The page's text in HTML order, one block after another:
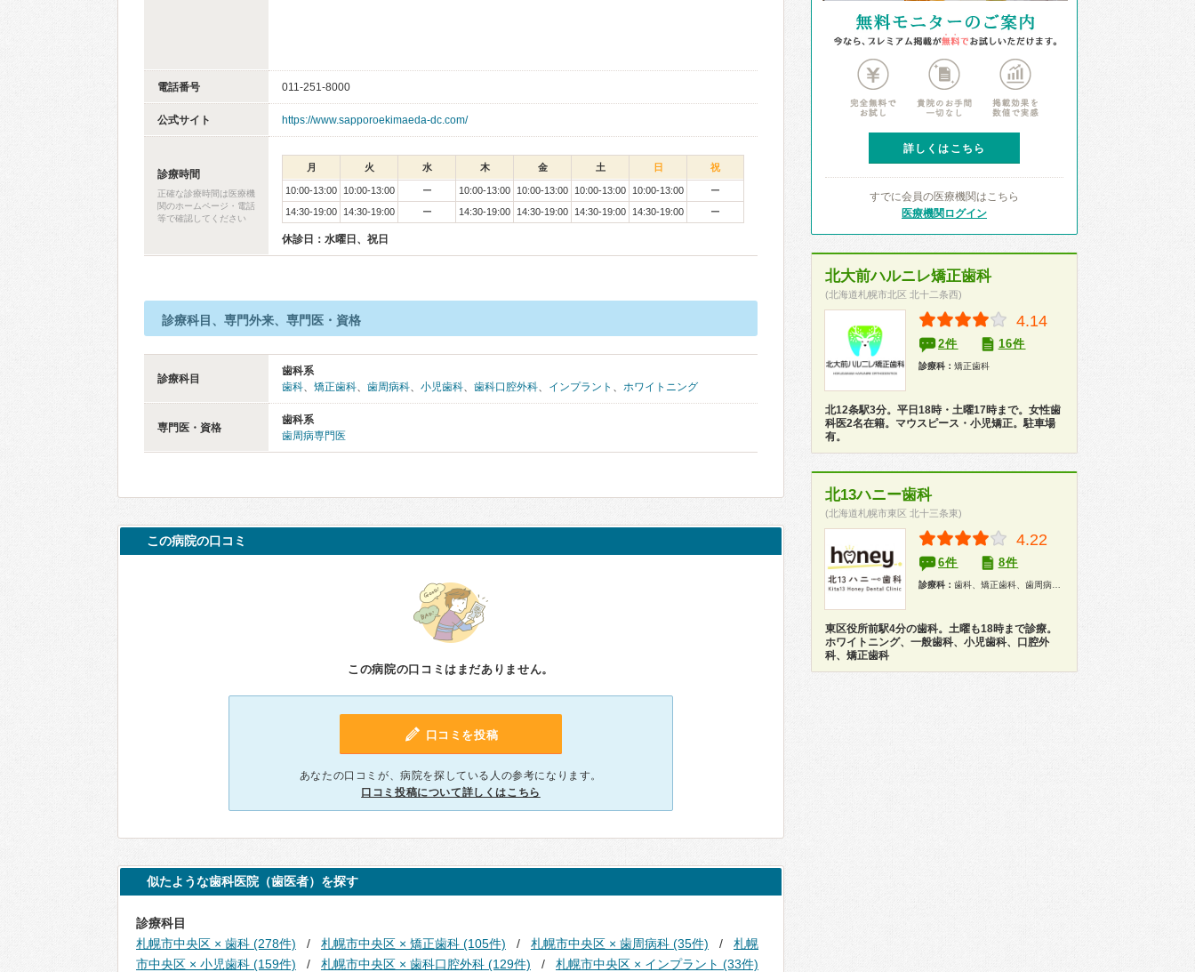
電話番号 011-251-8000
公式サイト https://www.sapporoekimaeda-dc.com/
診療時間
正確な診療時間は医療機
関のホームページ・電話
等で確認してください
月 火 水 木 金 土 日 祝
10:00-13:00 10:00-13:00 ー 10:00-13:00 10:00-13:00 10:00-13:00 10:00-13:00
ー
14:30-19:00
14:30-19:00 ー 14:30-19:00 14:30-19:00 14:30-19:00 14:30-19:00 ー
休診日：水曜日、祝日
診療科目、専門外来、専門医・資格
診療科目
歯科系
歯科、 矯正歯科、 歯周病科、 小児歯科、 歯科口腔外科、 インプラント 、 ホワイトニング
専門医・資格
歯科系
歯周病専門医
この病院の口コミ
この病院の口コミはまだありません。
口コミを投稿
あなたの口コミが、病院を探している人の参考になります。
口コミ投稿について詳しくはこちら
似たような歯科医院（歯医者）を探す
診療科目
札幌市中央区 × 歯科 (278件)
札幌市中央区 × 矯正歯科 (105件) 札幌市中央区 × 歯周病科 (35件)
札幌
市中央区 × 小児歯科 (159件)
札幌市中央区 × 歯科口腔外科 (129件)
札幌市中央区 × インプラント (33件)
詳しくはこちら
すでに会員の医療機関はこちら
医療機関ログイン
北大前ハルニレ矯正歯科
(北海道札幌市北区 北十二条西)
4.14
2件 16件
診療科： 矯正歯科
北12条駅3分。平日18時・土曜17時まで。女性歯
科医2名在籍。マウスピース・小児矯正。駐車場
有。
北13ハニー歯科
(北海道札幌市東区 北十三条東)
4.22
6件 8件
診療科： 歯科、矯正歯科、歯周病科、小児歯科、歯科口腔外科、インプラント、ホワイトニング
東区役所前駅4分の歯科。土曜も18時まで診療。
ホワイトニング、一般歯科、小児歯科、口腔外
科、矯正歯科